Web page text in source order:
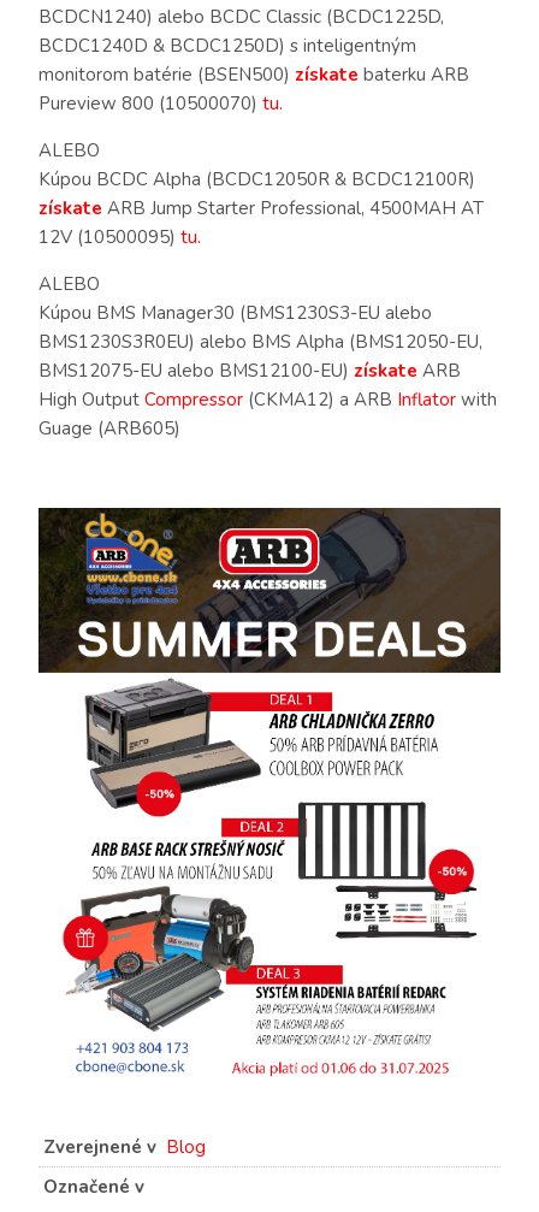
BCDCN1240) alebo BCDC Classic (BCDC1225D,
BCDC1240D & BCDC1250D) s inteligentným
monitorom batérie (BSEN500) získate baterku ARB
Pureview 800 (10500070) tu.
ALEBO
Kúpou BCDC Alpha (BCDC12050R & BCDC12100R)
získate ARB Jump Starter Professional, 4500MAH AT
12V (10500095) tu.
ALEBO
Kúpou BMS Manager30 (BMS1230S3-EU alebo
BMS1230S3R0EU) alebo BMS Alpha (BMS12050-EU,
BMS12075-EU alebo BMS12100-EU) získate ARB
High Output Compressor (CKMA12) a ARB Inflator with
Guage (ARB605)
Zverejnené v Blog
Označené v